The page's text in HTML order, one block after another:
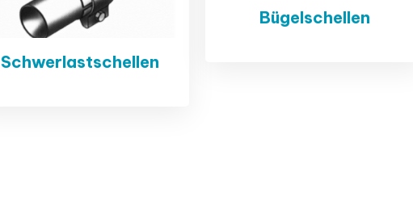
Schwerlastschellen
Bügelschellen